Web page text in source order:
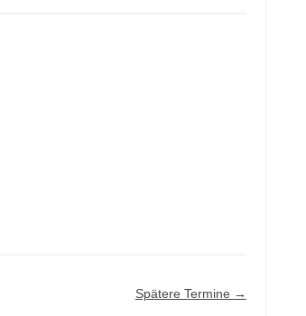
Spätere Termine →